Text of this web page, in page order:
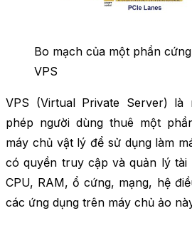
Bo mạch của một phần
VPS
VPS (Virtual Private Server)
phép người dùng thuê một
máy chủ vật lý để sử dụng làm
có quyền truy cập và quản lý tài
CPU, RAM, ổ cứng, mạng, hệ
các ứng dụng trên máy chủ ảo